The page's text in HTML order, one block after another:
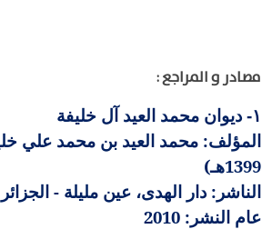
مصادر و المراجع :
١-
ديوان محمد العيد آل خليفة
المؤلف: محمد العيد بن محمد علي
1399هـ)
الناشر: دار الهدى، عين مليلة - الجزائر
عام النشر: 2010